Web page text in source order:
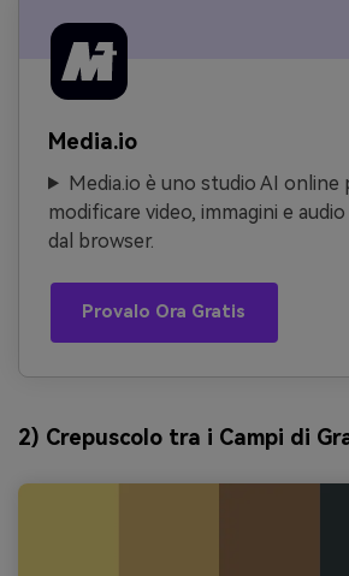
Media.io
Media.io è uno studio AI online
modificare video, immagini e
dal browser.
Provalo Ora Gratis
2) Crepuscolo tra i Campi di